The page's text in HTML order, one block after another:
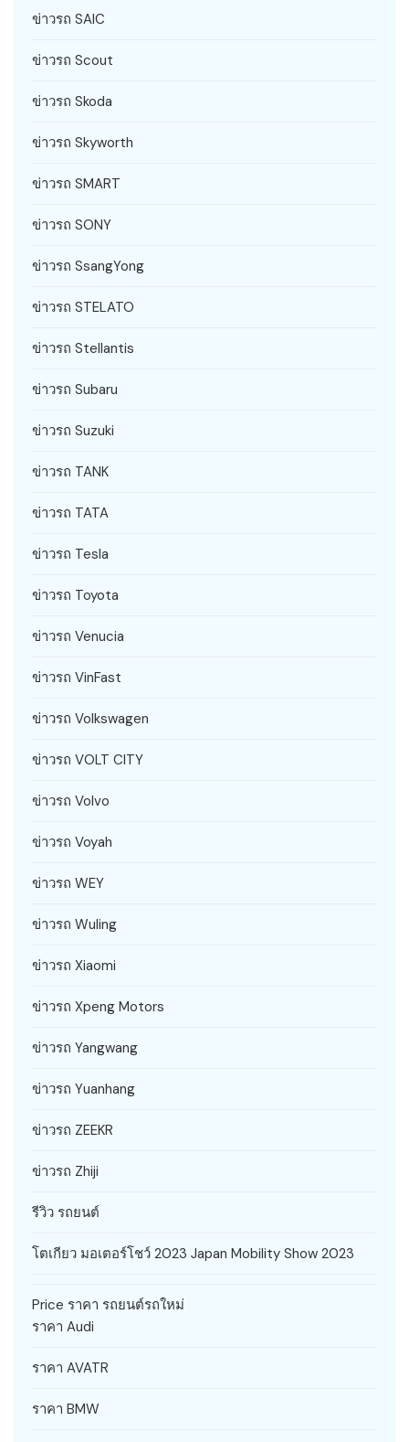
ข่าวรถ SAIC
ข่าวรถ Scout
ข่าวรถ Skoda
ข่าวรถ Skyworth
ข่าวรถ SMART
ข่าวรถ SONY
ข่าวรถ SsangYong
ข่าวรถ STELATO
ข่าวรถ Stellantis
ข่าวรถ Subaru
ข่าวรถ Suzuki
ข่าวรถ TANK
ข่าวรถ TATA
ข่าวรถ Tesla
ข่าวรถ Toyota
ข่าวรถ Venucia
ข่าวรถ VinFast
ข่าวรถ Volkswagen
ข่าวรถ VOLT CITY
ข่าวรถ Volvo
ข่าวรถ Voyah
ข่าวรถ WEY
ข่าวรถ Wuling
ข่าวรถ Xiaomi
ข่าวรถ Xpeng Motors
ข่าวรถ Yangwang
ข่าวรถ Yuanhang
ข่าวรถ ZEEKR
ข่าวรถ Zhiji
รีวิว รถยนต์
โตเกียว มอเตอร์โชว์ 2023 Japan Mobility Show 2023
Price ราคา รถยนต์รถใหม่
ราคา Audi
ราคา AVATR
ราคา BMW